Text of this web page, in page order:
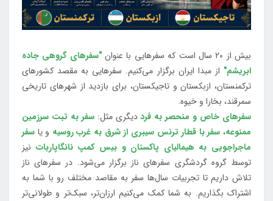
بیش از 20 سال است که سفرهایی با عنوان
"سفرهای گروهی جاده
ابریشم" از مبدا ایران برگزار می‌کنیم. سفرهایی به مقصد کشورهای
ترکمنستان، ازبکستان و تاجیکستان، برای بازدید از شهرهای تاریخی
سمرقند، بخارا و خیوه.
سفرهای خاص و منحصر به فرددیگری مثل:سفر به تبت سرزمین
ممنوعه، سفر با قطار ترنس سیبری از شرق به غرب روسیه و یا سفر
ماجراجویی به هیمالیای پاکستان و بیس کمپ نانگاپاربات نیز
توسط گروه گردشگری سفرهای ناز برگزار می‌شود. در سفرهای ناز
تلاش داریم تا تجربیات سال‌ها سفر به مقاصد مختلف رو با شما به
اشتراک بگذاریم. به شما کمک می‌کنیم ارزان‌تر، سبک‌تر و طولانی‌تر